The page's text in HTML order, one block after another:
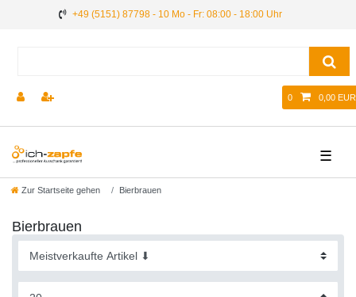
+49 (5151) 87798 - 10 Mo - Fr: 08:00 - 18:00 Uhr
0 0,00 EUR
☰
Zur Startseite gehen Bierbrauen
Bierbrauen